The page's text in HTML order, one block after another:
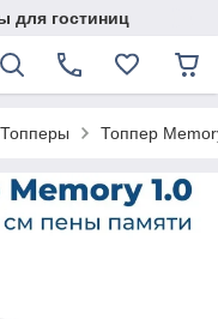
для гостиниц
Топперы Топпер